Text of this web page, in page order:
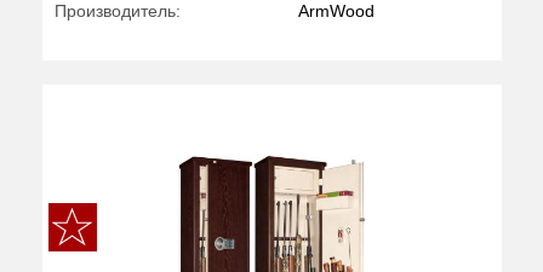
Производитель: ArmWood